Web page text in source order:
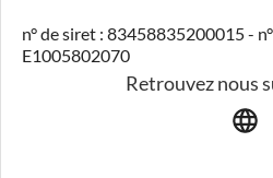
n° de siret : 83458835200015 -
E1005802070
Retrouvez nous